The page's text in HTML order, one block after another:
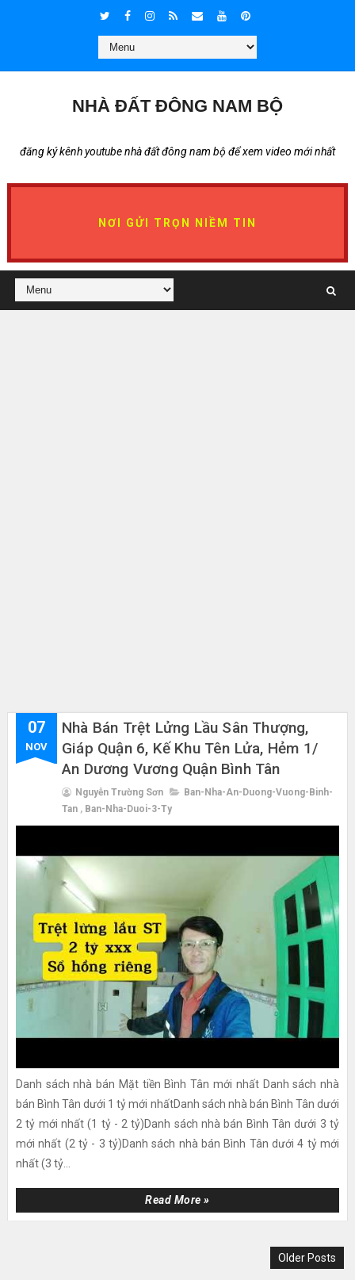
NHÀ ĐẤT ĐÔNG NAM BỘ
đăng ký kênh youtube nhà đất đông nam bộ để xem video mới nhất
NƠI GỬI TRỌN NIỀM TIN
07
NOV
Nhà Bán Trệt Lửng Lầu Sân Thượng,
Giáp Quận 6, Kế Khu Tên Lửa, Hẻm 1/
An Dương Vương Quận Bình Tân
Nguyễn Trường Sơn
Ban-Nha-An-Duong-Vuong-Binh-
Tan , Ban-Nha-Duoi-3-Ty
Danh sách nhà bán Mặt tiền Bình Tân mới nhất Danh sách nhà
bán Bình Tân dưới 1 tỷ mới nhấtDanh sách nhà bán Bình Tân dưới
2 tỷ mới nhất (1 tỷ - 2 tỷ)Danh sách nhà bán Bình Tân dưới 3 tỷ
mới nhất (2 tỷ - 3 tỷ)Danh sách nhà bán Bình Tân dưới 4 tỷ mới
nhất (3 tỷ...
Read More »
Older Posts